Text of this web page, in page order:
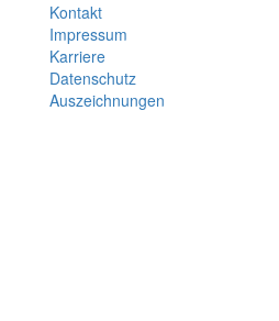
Kontakt
Impressum
Karriere
Datenschutz
Auszeichnungen